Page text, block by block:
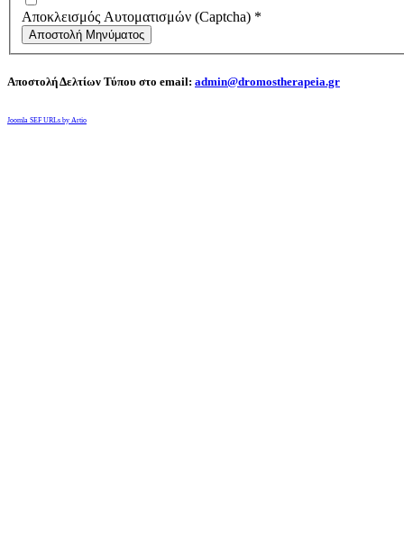
Αποκλεισμός Αυτοματισμών (Captcha) *
Αποστολή Μηνύματος
Αποστολή Δελτίων Τύπου στο email: admin@dromostherapeia.gr
Joomla SEF URLs by Artio